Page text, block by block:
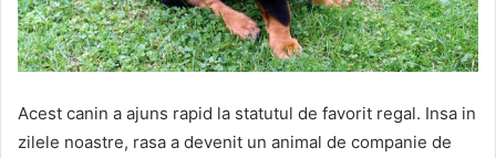
Acest canin a ajuns rapid la statutul de favorit regal. Insa in
zilele noastre, rasa a devenit un animal de companie de